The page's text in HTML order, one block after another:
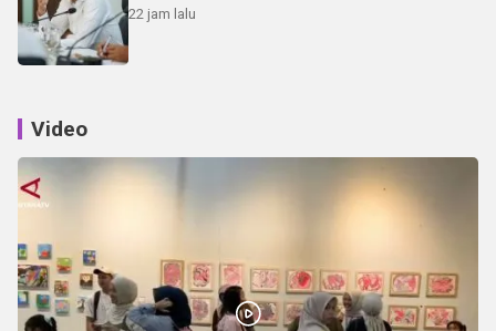
22 jam lalu
Video